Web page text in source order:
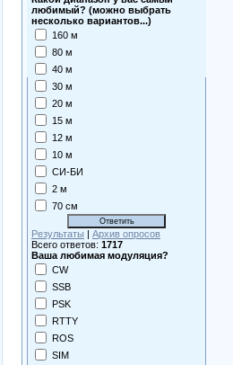
любимый? (можно выбрать
несколько вариантов...)
160 м
80 м
40 м
30 м
20 м
15 м
12 м
10 м
СИ-БИ
2 м
70 см
Результаты | Архив опросов
Всего ответов: 1717
Ваша любимая модуляция?
CW
SSB
PSK
RTTY
ROS
SIM